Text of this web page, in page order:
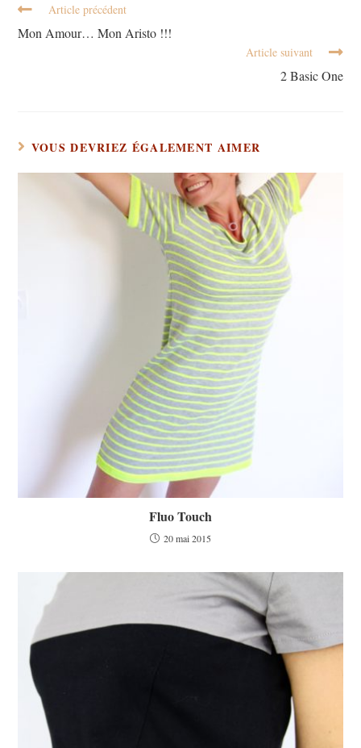
Article précédent
Mon Amour… Mon Aristo !!!
Article suivant
2 Basic One
VOUS DEVRIEZ ÉGALEMENT AIMER
Fluo Touch
20 mai 2015